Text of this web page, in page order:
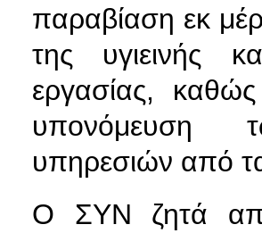
παραβίαση εκ
της υγιεινής
εργασίας,
υπονόμευση
υπηρεσιών από
Ο ΣΥΝ ζητά